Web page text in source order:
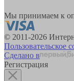
Мы принимаем к
© 2011-2026
Пользовательское
Сделано в
Регистрация